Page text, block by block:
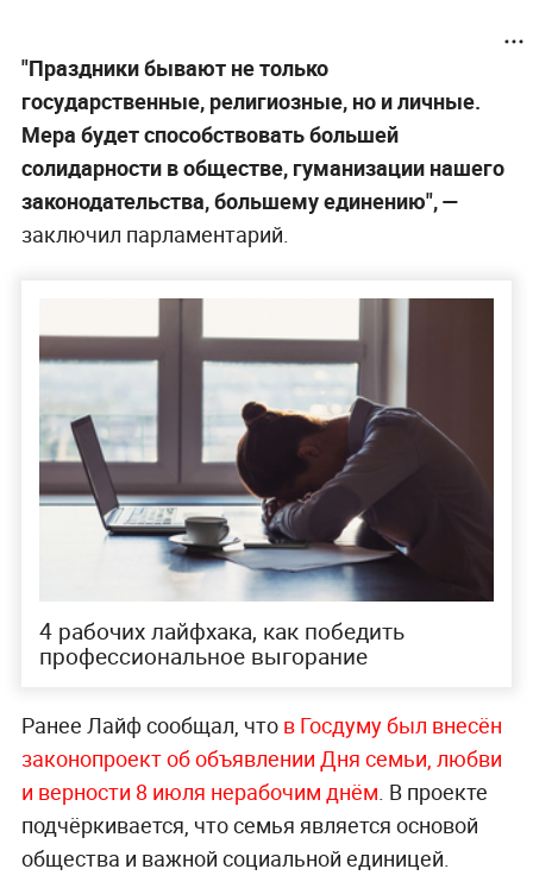
"Праздники бывают не только
государственные, религиозные, но и личные.
Мера будет способствовать большей
солидарности в обществе, гуманизации нашего
законодательства, большему единению", —
заключил парламентарий.
4 рабочих лайфхака, как победить
профессиональное выгорание
Ранее Лайф сообщал, что в Госдуму был внесён
законопроект об объявлении Дня семьи, любви
и верности 8 июля нерабочим днём . В проекте
подчёркивается, что семья является основой
общества и важной социальной единицей.